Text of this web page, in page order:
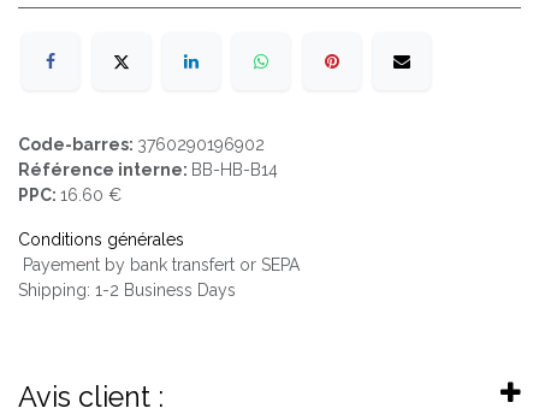
Code-barres: 3760290196902
Référence interne: BB-HB-B14
PPC: 16.60 €
Conditions générales
Payement by bank transfert or SEPA
Shipping: 1-2 Business Days
Avis client :